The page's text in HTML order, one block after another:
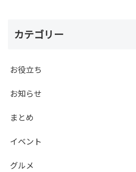
カテゴリー
お役立ち
お知らせ
まとめ
イベント
グルメ